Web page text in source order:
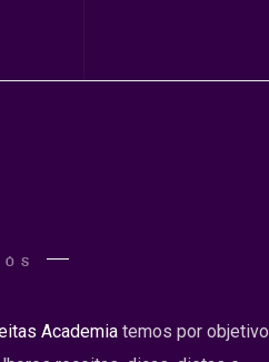
Academia temos por objetivo